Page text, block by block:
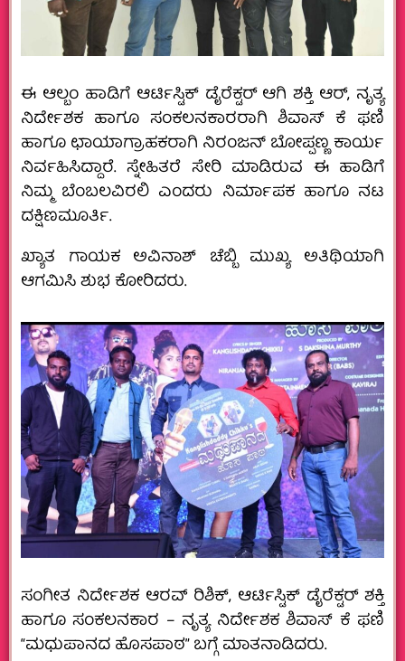
ಈ ಆಲ್ಬಂ ಹಾಡಿಗೆ ಆರ್ಟಿಸ್ಟಿಕ್ ಡೈರೆಕ್ಟರ್ ಆಗಿ ಶಕ್ತಿ ಆರ್, ನೃತ್ಯ
ನಿರ್ದೇಶಕ ಹಾಗೂ ಸಂಕಲನಕಾರರಾಗಿ ಶಿವಾಸ್ ಕೆ ಫಣಿ
ಹಾಗೂ ಛಾಯಾಗ್ರಾಹಕರಾಗಿ ನಿರಂಜನ್ ಬೋಪ್ಪಣ್ಣ ಕಾರ್ಯ
ನಿರ್ವಹಿಸಿದ್ದಾರೆ. ಸ್ನೇಹಿತರೆ ಸೇರಿ ಮಾಡಿರುವ ಈ ಹಾಡಿಗೆ
ನಿಮ್ಮ ಬೆಂಬಲವಿರಲಿ ಎಂದರು ನಿರ್ಮಾಪಕ ಹಾಗೂ ನಟ
ದಕ್ಷಿಣಮೂರ್ತಿ.
ಖ್ಯಾತ ಗಾಯಕ ಅವಿನಾಶ್ ಚೆಬ್ಬಿ ಮುಖ್ಯ ಅತಿಥಿಯಾಗಿ
ಆಗಮಿಸಿ ಶುಭ ಕೋರಿದರು.
ಸಂಗೀತ ನಿರ್ದೇಶಕ ಆರವ್ ರಿಶಿಕ್, ಆರ್ಟಿಸ್ಟಿಕ್ ಡೈರೆಕ್ಟರ್ ಶಕ್ತಿ
ಹಾಗೂ ಸಂಕಲನಕಾರ – ನೃತ್ಯ ನಿರ್ದೇಶಕ ಶಿವಾಸ್ ಕೆ ಫಣಿ
“ಮಧುಪಾನದ ಹೊಸಪಾಠ” ಬಗ್ಗೆ ಮಾತನಾಡಿದರು.